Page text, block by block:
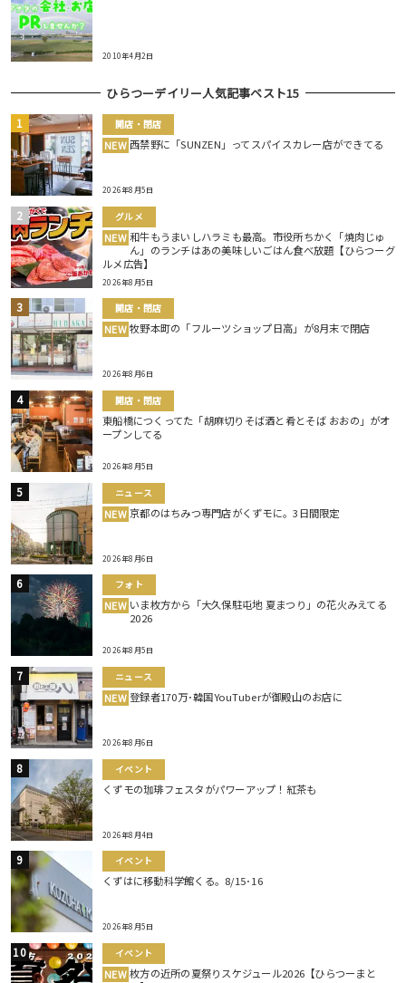
2010年4月2日
ひらつーデイリー人気記事ベスト15
開店・閉店
NEW 西禁野に「SUNZEN」ってスパイスカレー店ができてる
2026年8月5日
グルメ
NEW 和牛もうまいしハラミも最高。市役所ちかく「焼肉じゅ
ん」のランチはあの美味しいごはん食べ放題【ひらつーグ
ルメ広告】
2026年8月5日
開店・閉店
NEW 牧野本町の「フルーツショップ日高」が8月末で閉店
2026年8月6日
開店・閉店
東船橋につくってた「胡麻切りそば酒と肴とそば おおの」がオ
ープンしてる
2026年8月5日
ニュース
NEW 京都のはちみつ専門店がくずモに。3日間限定
2026年8月6日
フォト
NEW いま枚方から「大久保駐屯地 夏まつり」の花火みえてる
2026
2026年8月5日
ニュース
NEW 登録者170万･韓国YouTuberが御殿山のお店に
2026年8月6日
イベント
くずモの珈琲フェスタがパワーアップ！紅茶も
2026年8月4日
イベント
くずはに移動科学館くる。8/15･16
2026年8月5日
イベント
NEW 枚方の近所の夏祭りスケジュール2026【ひらつーまと